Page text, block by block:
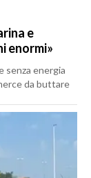
e
enormi»
senza energia
da buttare